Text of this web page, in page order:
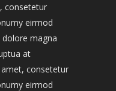
consetetur
eirmod
magna
at
consetetur
eirmod